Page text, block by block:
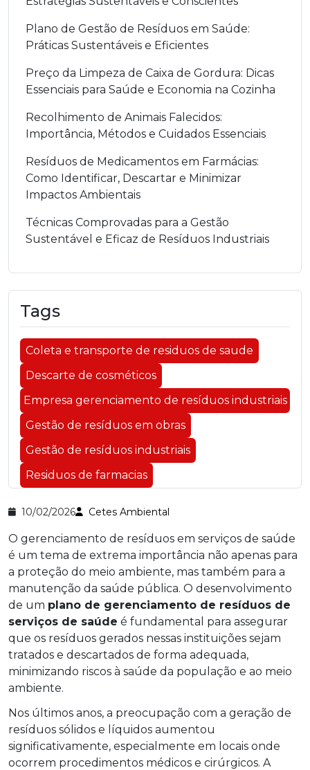
10/02/2026 Cetes Ambiental
O gerenciamento de resíduos em serviços de saúde
é um tema de extrema importância não apenas para
a proteção do meio ambiente, mas também para a
manutenção da saúde pública. O desenvolvimento
de um plano de gerenciamento de resíduos de
serviços de saúde é fundamental para assegurar
que os resíduos gerados nessas instituições sejam
tratados e descartados de forma adequada,
minimizando riscos à saúde da população e ao meio
ambiente.
Nos últimos anos, a preocupação com a geração de
resíduos sólidos e líquidos aumentou
significativamente, especialmente em locais onde
ocorrem procedimentos médicos e cirúrgicos. A
Plano de Gestão de Resíduos em Saúde:
Práticas Sustentáveis e Eficientes
Preço da Limpeza de Caixa de Gordura: Dicas
Essenciais para Saúde e Economia na Cozinha
Recolhimento de Animais Falecidos:
Importância, Métodos e Cuidados Essenciais
Resíduos de Medicamentos em Farmácias:
Como Identificar, Descartar e Minimizar
Impactos Ambientais
Técnicas Comprovadas para a Gestão
Sustentável e Eficaz de Resíduos Industriais
Tags
Coleta e transporte de residuos de saude
Descarte de cosméticos
Empresa gerenciamento de resíduos industriais
Gestão de resíduos em obras
Gestão de resíduos industriais
Residuos de farmacias